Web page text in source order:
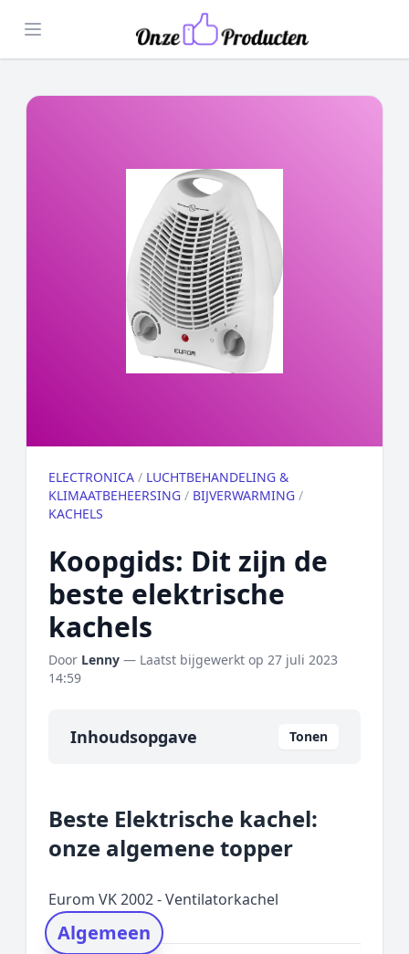
Open menu
ELECTRONICA / LUCHTBEHANDELING &
KLIMAATBEHEERSING / BIJVERWARMING /
KACHELS
Koopgids: Dit zijn de
beste elektrische
kachels
Door Lenny — Laatst bijgewerkt op 27 juli 2023
14:59
Inhoudsopgave Tonen
Onze algemene topper
Prijs topper
Rating topper
Onderzoeksmethode
Beste Elektrische kachel:
onze algemene topper
Eurom VK 2002 - Ventilatorkachel
Algemeen